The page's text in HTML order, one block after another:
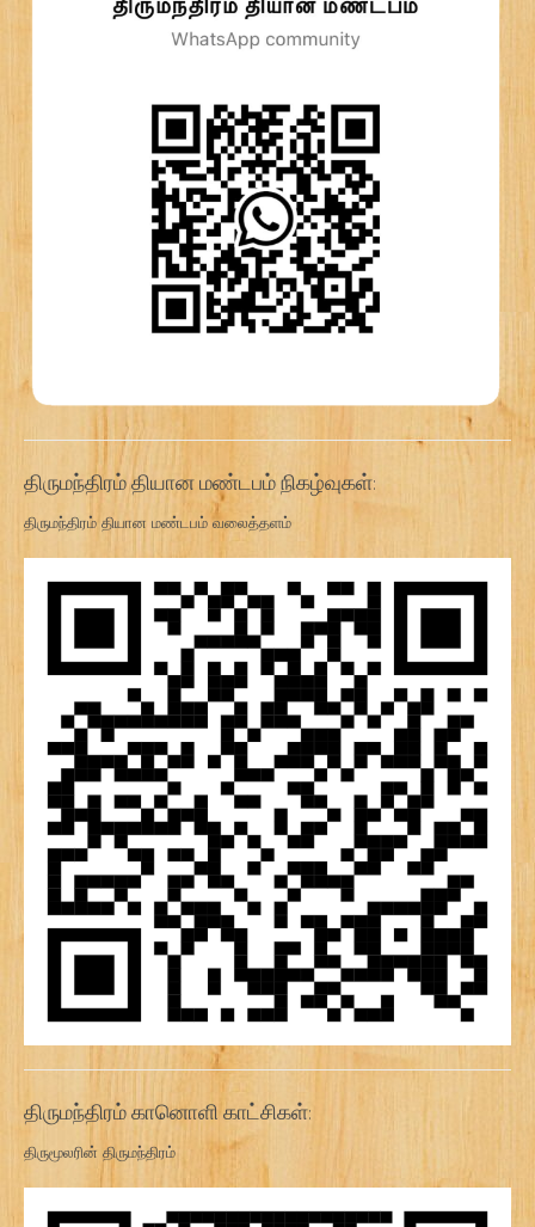
திருமந்திரம் தியான மண்டபம் நிகழ்வுகள்:
திருமந்திரம் தியான மண்டபம் வலைத்தளம்
திருமந்திரம் கானொளி காட்சிகள்:
திருமூலரின் திருமந்திரம்